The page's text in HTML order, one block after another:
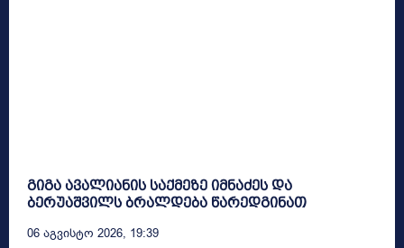
გიგა ავალიანის საქმეზე იმნაძეს და
ბერუაშვილს ბრალდება წარედგინათ
06 Აგვისტო 2026, 19:39